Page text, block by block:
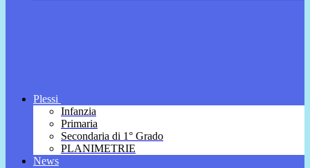
Plessi
Infanzia
Primaria
Secondaria di 1° Grado
PLANIMETRIE
News